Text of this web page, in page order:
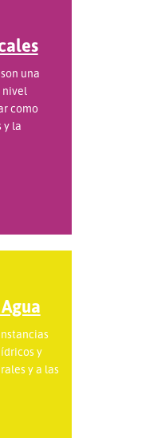
una
nivel
como
y la
y
y a las